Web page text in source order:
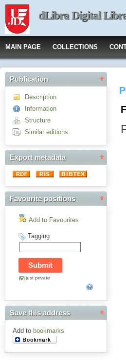
dLibra Digital
MAIN PAGE COLLECTIONS
Publication
Description
Information
Structure
Similar editions
Export metadata
Favourite positions
Add to Favourites
Tagging
just private
Save this address
Add to bookmarks